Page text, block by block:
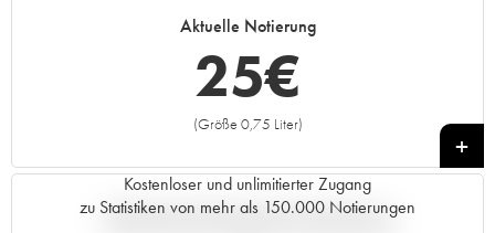
Aktuelle Notierung
25€
(Größe 0,75 Liter)
+
Kostenloser und unlimitierter Zugang
zu Statistiken von mehr als 150.000 Notierungen
Aktuelle Entwicklung der Preisnotierung